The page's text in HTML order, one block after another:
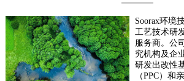
Soorax环境
工艺技术研
服务商。公
究机构及企
研发出改性
（PPC）和